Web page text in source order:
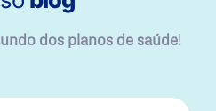
dos planos de saúde!